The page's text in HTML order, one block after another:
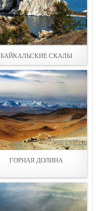
БАЙКАЛЬСКИЕ СКАЛЫ
ГОРНАЯ ДОЛИНА